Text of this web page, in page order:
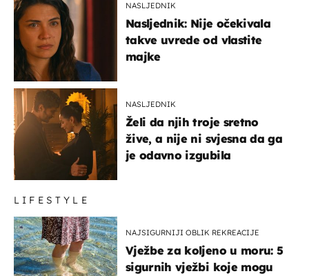
NASLJEDNIK
Nasljednik: Nije očekivala
takve uvrede od vlastite
majke
NASLJEDNIK
Želi da njih troje sretno
žive, a nije ni svjesna da ga
je odavno izgubila
LIFESTYLE
NAJSIGURNIJI OBLIK REKREACIJE
Vježbe za koljeno u moru: 5
sigurnih vježbi koje mogu